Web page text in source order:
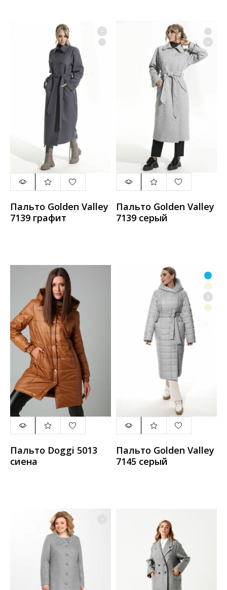
Пальто Golden Valley
7139 графит
Пальто Golden Valley
7139 серый
Пальто Doggi 5013
сиена
Пальто Golden Valley
7145 серый